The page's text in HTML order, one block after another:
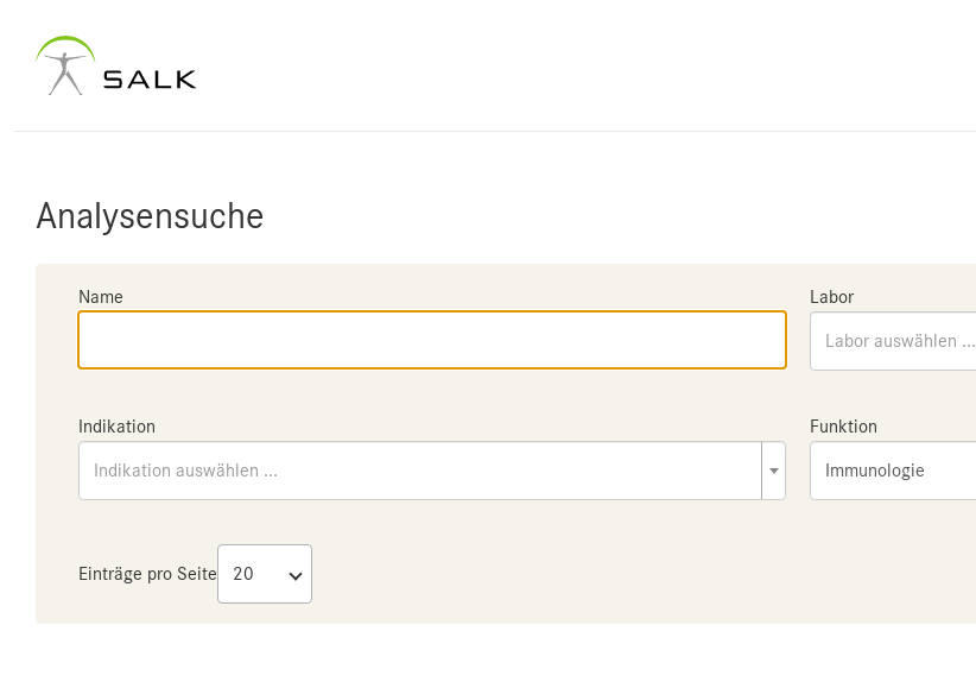
Analysensuche
Name Labor
Labor auswählen ...
Indikation
Indikation auswählen ...
Funktion
Immunologie
Einträge pro Seite